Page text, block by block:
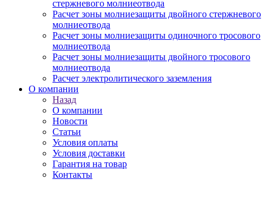
стержневого молниеотвода
Расчет зоны молниезащиты двойного стержневого
молниеотвода
Расчет зоны молниезащиты одиночного тросового
молниеотвода
Расчет зоны молниезащиты двойного тросового
молниеотвода
Расчет электролитического заземления
О компании
Назад
О компании
Новости
Статьи
Условия оплаты
Условия доставки
Гарантия на товар
Контакты